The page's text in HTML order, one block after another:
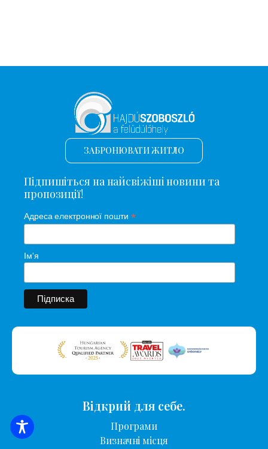
ПОШУК ЖИТЛА
ЗАБРОНЮВАТИ ЖИТЛО
Підпишіться на найсвіжіші новини та
пропозиції!
Адреса електронної пошти *
Ім'я
Відкрий для себе.
Програми
Визначні місця